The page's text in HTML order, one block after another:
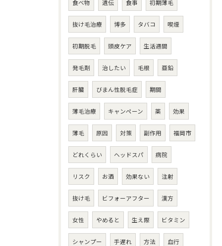
食べ物 遺伝 食事 初期薄毛
抜け毛治療 博多 タバコ 喫煙
初期脱毛 頭皮ケア 生活週間
発毛剤 治したい 毛根 亜鉛
肝臓 びまん性脱毛症 期間
薄毛治療 キャンペーン 薬 効果
薄毛 原因 対策 副作用 福岡市
どれくらい ヘッドスパ 病院
リスク お酒 効果ない 注射
抜け毛 ビフォーアフター 漢方
女性 やめると 生え際 ビタミン
シャンプー 手遅れ 方法 血行